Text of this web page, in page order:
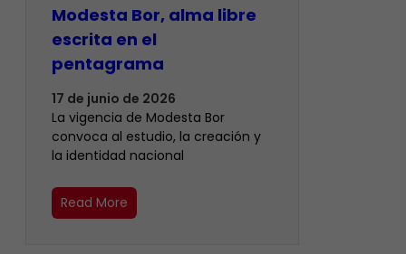
Modesta Bor, alma libre
escrita en el
pentagrama
17 de junio de 2026
La vigencia de Modesta Bor
convoca al estudio, la creación y
la identidad nacional
Read More